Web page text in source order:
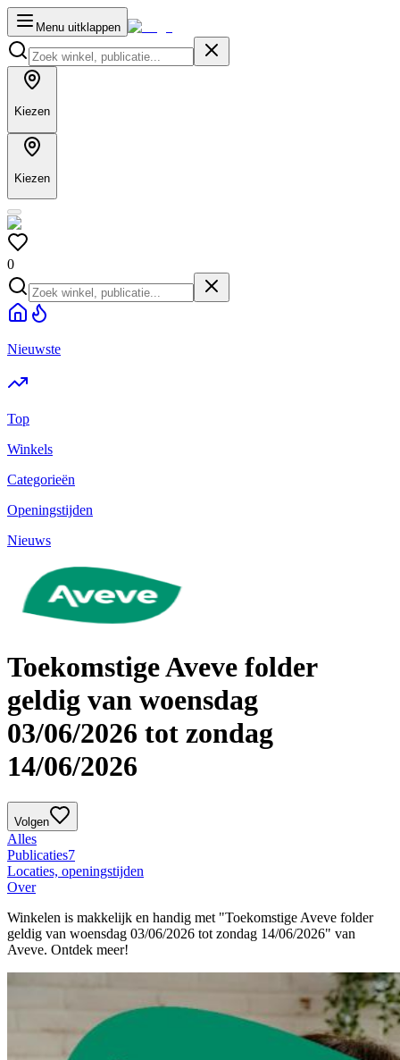
Menu uitklappen
Kiezen
Kiezen
0
Nieuwste
Top
Winkels
Categorieën
Openingstijden
Nieuws
Toekomstige Aveve folder
geldig van woensdag
03/06/2026 tot zondag
14/06/2026
Volgen
Alles
Publicaties7
Locaties, openingstijden
Over
Winkelen is makkelijk en handig met "Toekomstige Aveve folder
geldig van woensdag 03/06/2026 tot zondag 14/06/2026" van
Aveve. Ontdek meer!